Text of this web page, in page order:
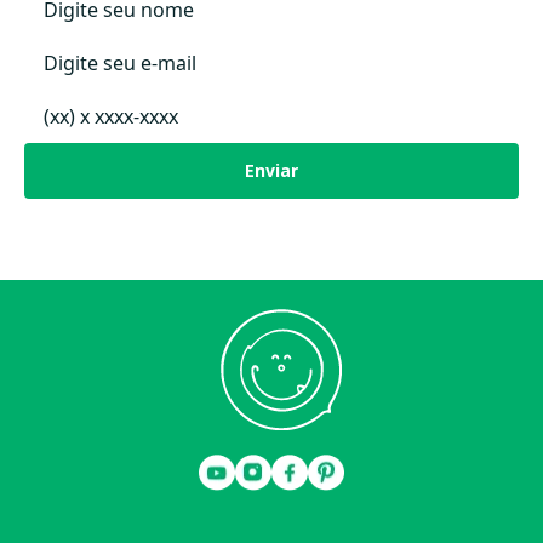
enquanto a gola estruturada traz um acabamento mais elegante,
dia.
Produção sustentável e ecologicamente responsável
Fechamento com botões de pressão: praticidade nas trocas
Gola com bordado e acabamento sofisticado
Ideal para enxoval de bebê premium
Enviar